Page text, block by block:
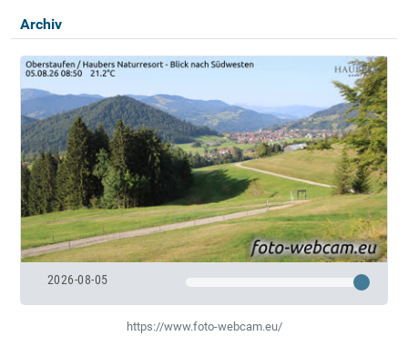
Archiv
2026-08-05
https://www.foto-webcam.eu/